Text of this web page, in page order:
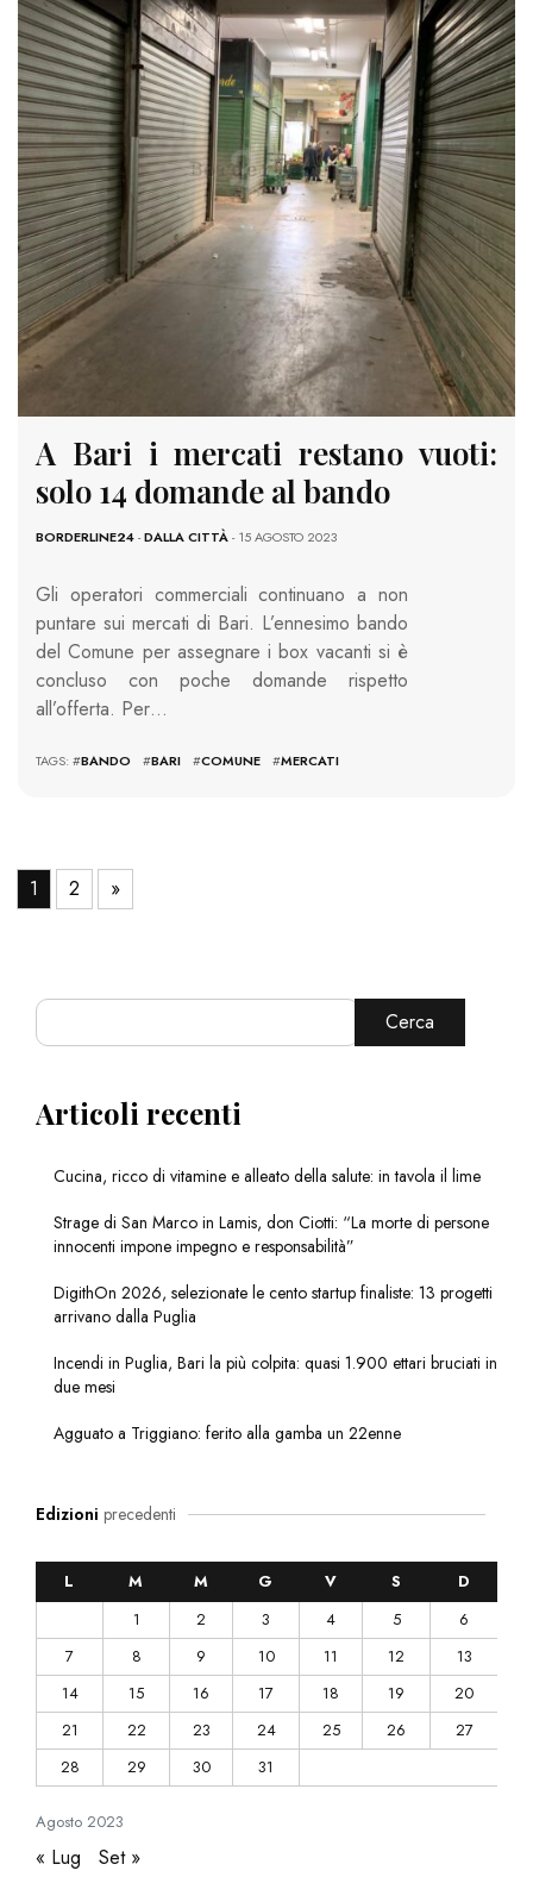
A Bari i mercati restano vuoti:
solo 14 domande al bando
BORDERLINE24-DALLA CITTÀ- 15 AGOSTO 2023
Gli operatori commerciali continuano a non
puntare sui mercati di Bari. L’ennesimo bando
del Comune per assegnare i box vacanti si è
concluso con poche domande rispetto
all’offerta. Per…
TAGS: #BANDO #BARI #COMUNE #MERCATI
1 2 »
Cerca
Articoli recenti
Cucina, ricco di vitamine e alleato della salute: in tavola il lime
Strage di San Marco in Lamis, don Ciotti: “La morte di persone
innocenti impone impegno e responsabilità”
DigithOn 2026, selezionate le cento startup finaliste: 13 progetti
arrivano dalla Puglia
Incendi in Puglia, Bari la più colpita: quasi 1.900 ettari bruciati in
due mesi
Agguato a Triggiano: ferito alla gamba un 22enne
Edizioni precedenti
Agosto 2023
L M M G V S
D
1
2 3 4 5
6
7
8 9 10 11 12
13
14
15 16 17 18 19
20
21
22 23 24 25 26
27
28
29 30 31
« Lug Set »